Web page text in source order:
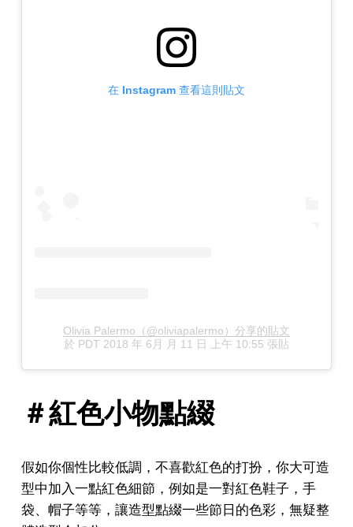
在 Instagram 查看這則貼文
Olivia Palermo（@oliviapalermo）分享的貼文
於 PDT 2018 年 6月 月 11 日 上午 10:55 張貼
＃紅色小物點綴
假如你個性比較低調，不喜歡紅色的打扮，你大可造
型中加入一點紅色細節，例如是一對紅色鞋子，手
袋、帽子等等，讓造型點綴一些節日的色彩，無疑整